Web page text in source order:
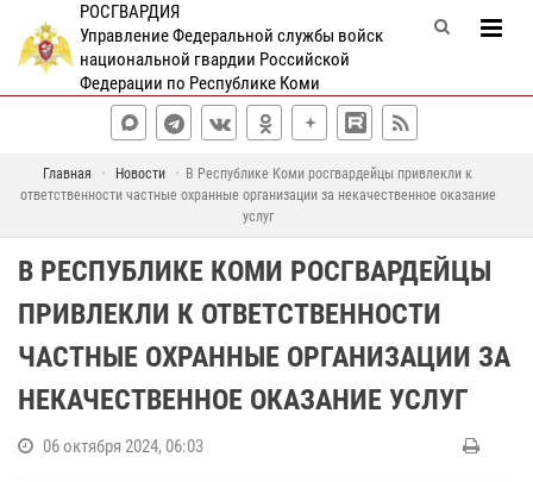
РОСГВАРДИЯ
Управление Федеральной службы войск
национальной гвардии Российской
Федерации по Республике Коми
Главная Новости
В Республике Коми росгвардейцы привлекли к
ответственности частные охранные организации за некачественное оказание
услуг
В РЕСПУБЛИКЕ КОМИ РОСГВАРДЕЙЦЫ
ПРИВЛЕКЛИ К ОТВЕТСТВЕННОСТИ
ЧАСТНЫЕ ОХРАННЫЕ ОРГАНИЗАЦИИ ЗА
НЕКАЧЕСТВЕННОЕ ОКАЗАНИЕ УСЛУГ
06 октября 2024, 06:03